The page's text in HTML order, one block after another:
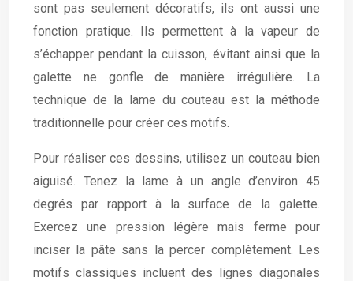
sont pas seulement décoratifs, ils ont aussi une
fonction pratique. Ils permettent à la vapeur de
s’échapper pendant la cuisson, évitant ainsi que la
galette ne gonfle de manière irrégulière. La
technique de la lame du couteau est la méthode
traditionnelle pour créer ces motifs.
Pour réaliser ces dessins, utilisez un couteau bien
aiguisé. Tenez la lame à un angle d’environ 45
degrés par rapport à la surface de la galette.
Exercez une pression légère mais ferme pour
inciser la pâte sans la percer complètement. Les
motifs classiques incluent des lignes diagonales